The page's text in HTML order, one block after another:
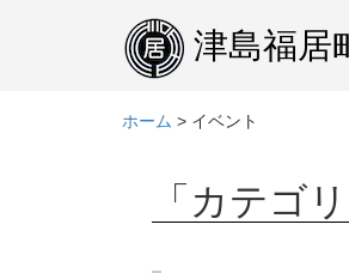
津島福居
ホーム > イベント
「カテゴ